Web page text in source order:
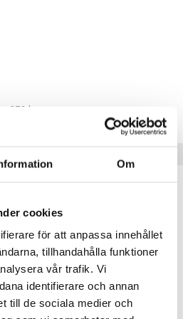
Om
cookies
för att anpassa innehållet
tillhandahålla funktioner
vår trafik. Vi
identifierare och annan
till de sociala medier och
379 kr